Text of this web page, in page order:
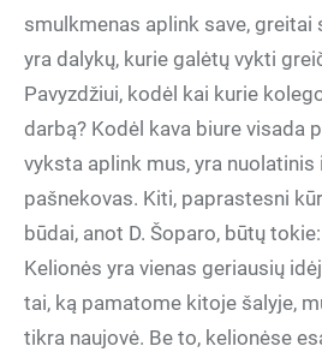
smulkmenas aplink save, greitai
yra dalykų, kurie galėtų vykti
Pavyzdžiui, kodėl kai kurie
darbą? Kodėl kava biure visada
vyksta aplink mus, yra nuolatinis
pašnekovas. Kiti, paprastesni
būdai, anot D. Šoparo, būtų
Kelionės yra vienas geriausių
tai, ką pamatome kitoje šalyje,
tikra naujovė. Be to, kelionėse